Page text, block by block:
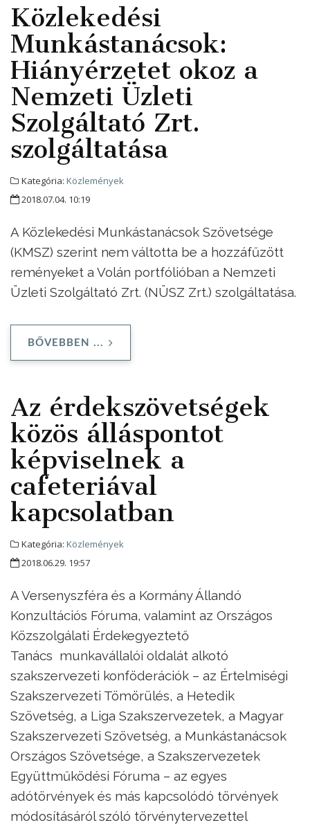
Közlekedési
Munkástanácsok:
Hiányérzetet okoz a
Nemzeti Üzleti
Szolgáltató Zrt.
szolgáltatása
Kategória: Közlemények
2018.07.04. 10:19
A Közlekedési Munkástanácsok Szövetsége
(KMSZ) szerint nem váltotta be a hozzáfűzött
reményeket a Volán portfólióban a Nemzeti
Üzleti Szolgáltató Zrt. (NÜSZ Zrt.) szolgáltatása.
BŐVEBBEN ...
Az érdekszövetségek
közös álláspontot
képviselnek a
cafeteriával
kapcsolatban
Kategória: Közlemények
2018.06.29. 19:57
A Versenyszféra és a Kormány Állandó
Konzultációs Fóruma, valamint az Országos
Közszolgálati Érdekegyeztető
Tanács munkavállalói oldalát alkotó
szakszervezeti konföderációk – az Értelmiségi
Szakszervezeti Tömörülés, a Hetedik
Szövetség, a Liga Szakszervezetek, a Magyar
Szakszervezeti Szövetség, a Munkástanácsok
Országos Szövetsége, a Szakszervezetek
Együttműködési Fóruma – az egyes
adótörvények és más kapcsolódó törvények
módosításáról szóló törvénytervezettel